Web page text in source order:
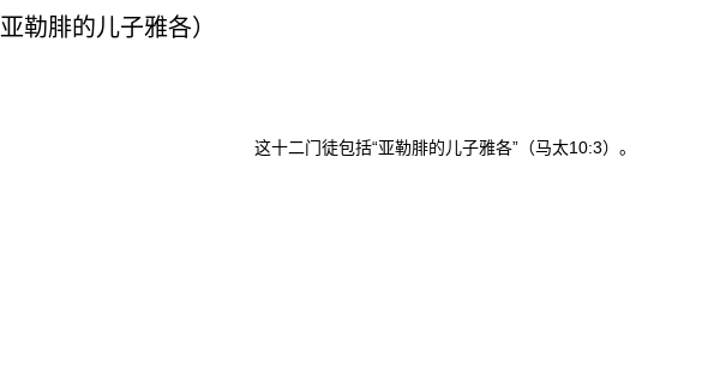
勒腓的儿子雅各）
这十二门徒包括“亚勒腓的儿子雅各”（马太10:3）。